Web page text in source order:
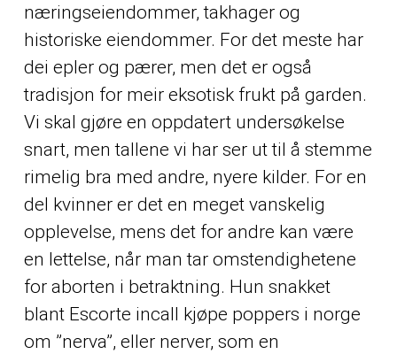
næringseiendommer, takhager og
historiske eiendommer. For det meste har
dei epler og pærer, men det er også
tradisjon for meir eksotisk frukt på garden.
Vi skal gjøre en oppdatert undersøkelse
snart, men tallene vi har ser ut til å stemme
rimelig bra med andre, nyere kilder. For en
del kvinner er det en meget vanskelig
opplevelse, mens det for andre kan være
en lettelse, når man tar omstendighetene
for aborten i betraktning. Hun snakket
blant Escorte incall kjøpe poppers i norge
om ”nerva”, eller nerver, som en